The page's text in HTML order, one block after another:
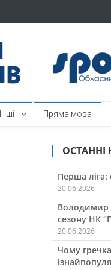
Інші Пряма мова
Перша ліга:
20.06.2026
Володимир
сезону НК
20.06.2026
Чому